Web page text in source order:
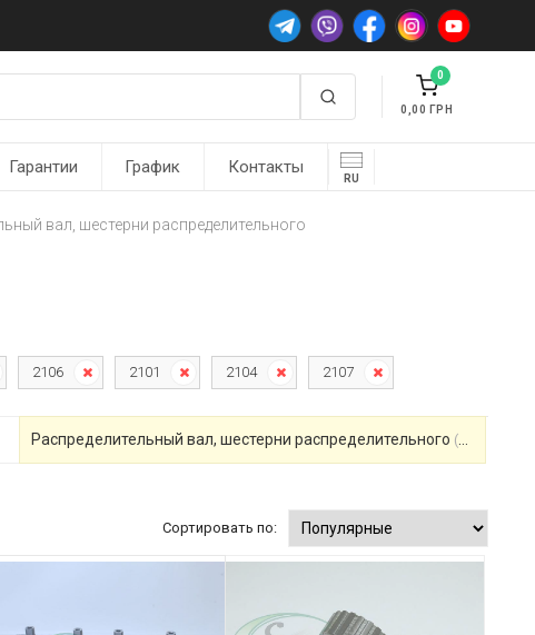
0
0,00
Гарантии График Контакты
RU
вал, шестерни распределительного
2106 2101 2104 2107
Распределительный вал, шестерни распределительного (36)
Сортировать по: